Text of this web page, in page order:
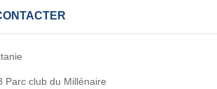
Parc club du Millénaire